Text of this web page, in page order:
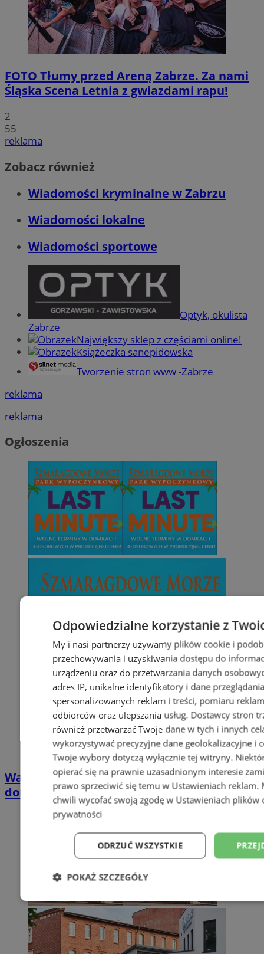
FOTO Tłumy przed Areną Zabrze. Za nami
Śląska Scena Letnia z gwiazdami rapu!
2
55
reklama
Zobacz również
Wiadomości kryminalne w Zabrzu
Wiadomości lokalne
Wiadomości sportowe
Optyk, okulista
Zabrze
Największy sklep z częściami online!
Książeczka sanepidowska
Tworzenie stron www -Zabrze
reklama
reklama
Ogłoszenia
Wakacyjny wypoczynek nad Bałtykiem w
domkach Szmaragdowe Morze
Odpowiedzialne korzystanie z
My i nasi partnerzy używamy plików cookie i
przechowywania i uzyskiwania dostępu do
urządzeniu oraz do przetwarzania danych
adres IP, unikalne identyfikatory i dane
spersonalizowanych reklam i treści, pomiaru
odbiorców oraz ulepszania usług. Dostawcy stron
również przetwarzać Twoje dane w tych i innych
wykorzystywać precyzyjne dane geolokalizacyjne i
Twoje wybory dotyczą wyłącznie tej witryny.
opierać się na prawnie uzasadnionym interesie
prawo sprzeciwić się temu w Ustawieniach reklam.
chwili wycofać swoją zgodę w Ustawieniach plików
prywatności
ODRZUĆ WSZYSTKIE
POKAŻ SZCZEGÓŁY
Niezbędne Wydajność
Niesklasyfikowane